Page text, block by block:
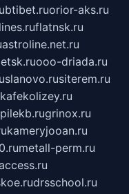
orior-aks.ru
flatnsk.ru
astroline.net.ru
ooo-driada.ru
siterem.ru
kafekolizey.ru
grinox.ru
kameryjooan.ru
metall-perm.ru
drsschool.ru